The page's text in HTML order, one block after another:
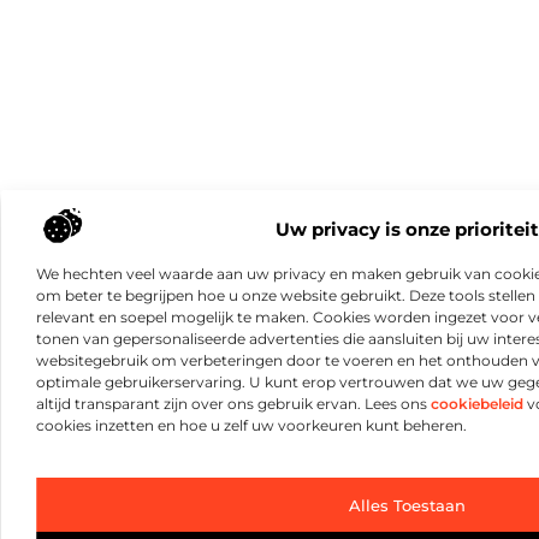
Uw privacy is onze prioriteit
We hechten veel waarde aan uw privacy en maken gebruik van
om beter te begrijpen hoe u onze website gebruikt. Deze tools
relevant en soepel mogelijk te maken. Cookies worden ingezet voor
tonen van gepersonaliseerde advertenties die aansluiten bij uw
websitegebruik om verbeteringen door te voeren en het onthouden
optimale gebruikerservaring. U kunt erop vertrouwen dat we uw
altijd transparant zijn over ons gebruik ervan. Lees ons cookiebeleid
cookies inzetten en hoe u zelf uw voorkeuren kunt beheren.
Alles Toestaan